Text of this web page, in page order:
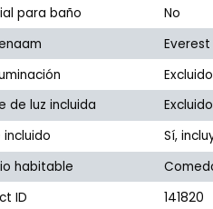
para baño
No
Everest
Excluido
de luz incluida
Excluido
Sí,
habitable
ID
141820